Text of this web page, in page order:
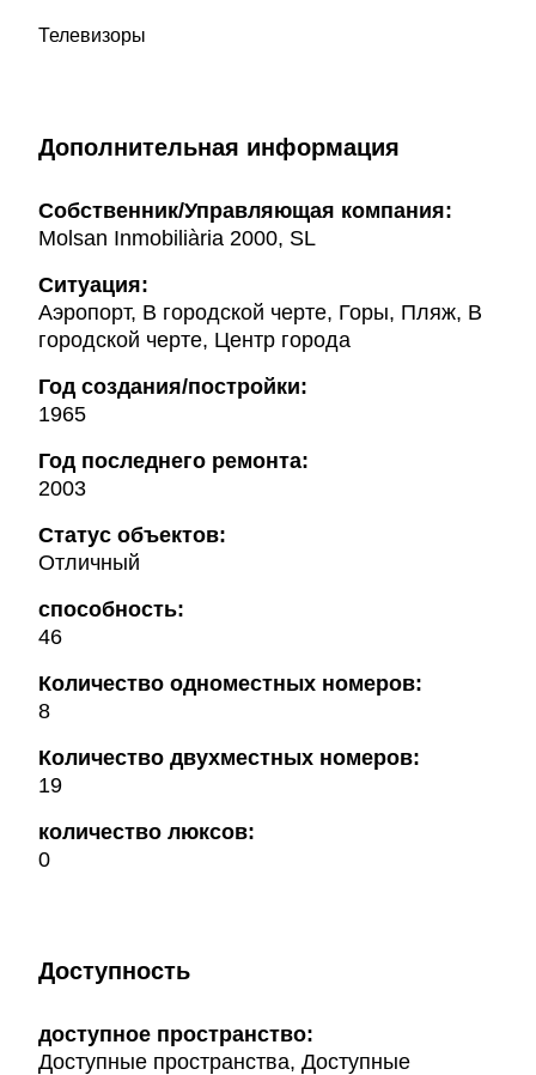
Телевизоры
Дополнительная информация
Собственник/Управляющая компания:
Molsan Inmobiliària 2000, SL
Ситуация:
Аэропорт, В городской черте, Горы, Пляж, В
городской черте, Центр города
Год создания/постройки:
1965
Год последнего ремонта:
2003
Статус объектов:
Отличный
способность:
46
Количество одноместных номеров:
8
Количество двухместных номеров:
19
количество люксов:
0
Доступность
доступное пространство:
Доступные пространства, Доступные